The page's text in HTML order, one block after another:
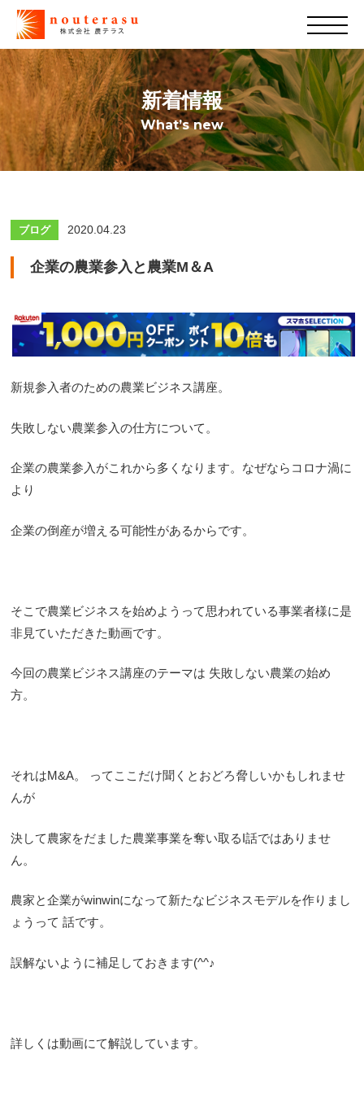
新着情報
What’s new
ブログ 2020.04.23
企業の農業参入と農業M＆A
新規参入者のための農業ビジネス講座。
失敗しない農業参入の仕方について。
企業の農業参入がこれから多くなります。なぜならコロナ渦に
より
企業の倒産が増える可能性があるからです。
そこで農業ビジネスを始めようって思われている事業者様に是
非見ていただきた動画です。
今回の農業ビジネス講座のテーマは 失敗しない農業の始め
方。
それはM&A。 ってここだけ聞くとおどろ脅しいかもしれませ
んが
決して農家をだました農業事業を奪い取るI話ではありませ
ん。
農家と企業がwinwinになって新たなビジネスモデルを作りまし
ょうって 話です。
誤解ないように補足しておきます(^^♪
詳しくは動画にて解説しています。